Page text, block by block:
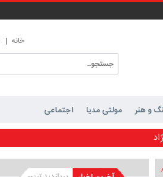
خانه
و هنر مولتی مدیا اجتماعی
شیراز